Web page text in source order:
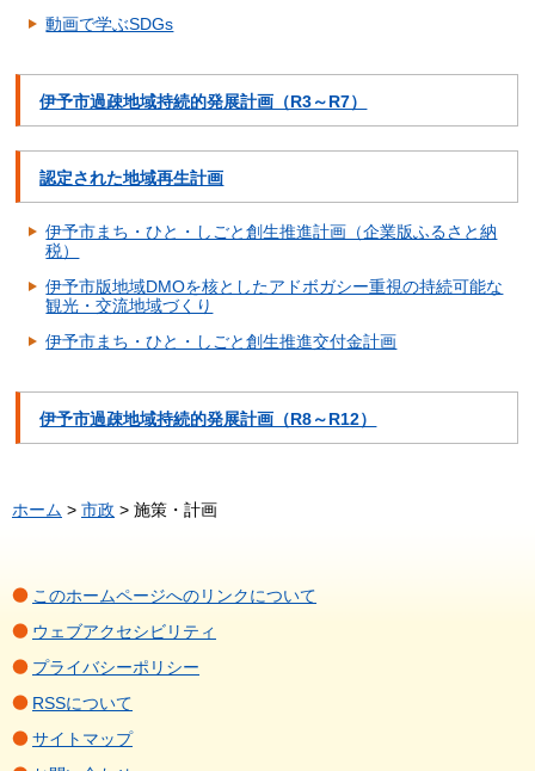
動画で学ぶSDGs
伊予市過疎地域持続的発展計画（R3～R7）
認定された地域再生計画
伊予市まち・ひと・しごと創生推進計画（企業版ふるさと納
税）
伊予市版地域DMOを核としたアドボガシー重視の持続可能な
観光・交流地域づくり
伊予市まち・ひと・しごと創生推進交付金計画
伊予市過疎地域持続的発展計画（R8～R12）
ホーム > 市政 > 施策・計画
このホームページへのリンクについて
ウェブアクセシビリティ
プライバシーポリシー
RSSについて
サイトマップ